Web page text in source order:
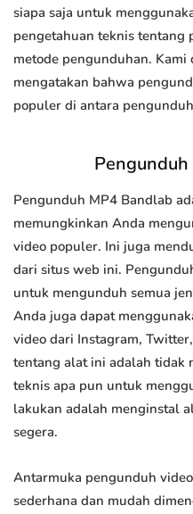
siapa saja untuk
pengetahuan teknis tentang
metode pengunduhan. Kami
mengatakan bahwa
populer di antara
Pengunduh MP4 Bandlab
memungkinkan Anda
video populer. Ini juga
dari situs web ini.
untuk mengunduh semua
Anda juga dapat
video dari Instagram,
tentang alat ini adalah tidak
teknis apa pun untuk
lakukan adalah menginstal
segera.
Antarmuka pengunduh
sederhana dan mudah